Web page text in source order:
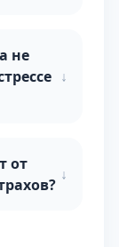
не
↓
от
↓